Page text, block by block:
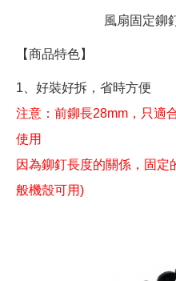
風扇固定鉚
【商品特色】
1、好裝好拆，省時方便
注意：前鉚長28mm，只適
使用
因為鉚釘長度的關係，固定
般機殼可用)